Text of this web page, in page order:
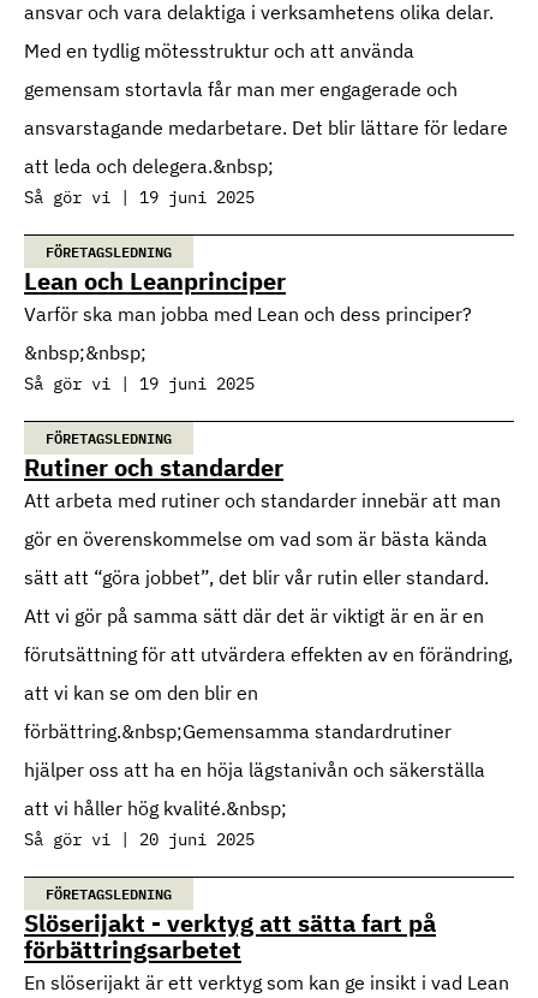
ansvar och vara delaktiga i verksamhetens olika delar.
Med en tydlig mötesstruktur och att använda
gemensam stortavla får man mer engagerade och
ansvarstagande medarbetare. Det blir lättare för ledare
att leda och delegera.&nbsp;
Så gör vi | 19 juni 2025
FÖRETAGSLEDNING
Lean och Leanprinciper
Varför ska man jobba med Lean och dess principer?
&nbsp;&nbsp;
Så gör vi | 19 juni 2025
FÖRETAGSLEDNING
Rutiner och standarder
Att arbeta med rutiner och standarder innebär att man
gör en överenskommelse om vad som är bästa kända
sätt att “göra jobbet”, det blir vår rutin eller standard.
Att vi gör på samma sätt där det är viktigt är en är en
förutsättning för att utvärdera effekten av en förändring,
att vi kan se om den blir en
förbättring.&nbsp;Gemensamma standardrutiner
hjälper oss att ha en höja lägstanivån och säkerställa
att vi håller hög kvalité.&nbsp;
Så gör vi | 20 juni 2025
FÖRETAGSLEDNING
Slöserijakt - verktyg att sätta fart på
förbättringsarbetet
En slöserijakt är ett verktyg som kan ge insikt i vad Lean